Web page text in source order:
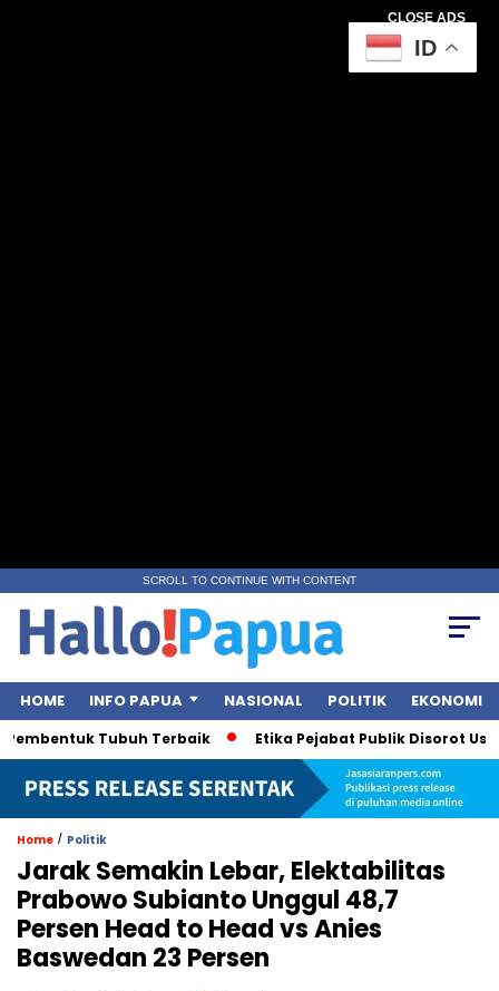
CLOSE ADS
SCROLL TO CONTINUE WITH CONTENT
HOME INFO PAPUA NASIONAL POLITIK EKONOMI
Tubuh Terbaik Etika Pejabat Publik Disorot Usai
Home / Politik
Jarak Semakin Lebar, Elektabilitas
Prabowo Subianto Unggul 48,7
Persen Head to Head vs Anies
Baswedan 23 Persen
ID